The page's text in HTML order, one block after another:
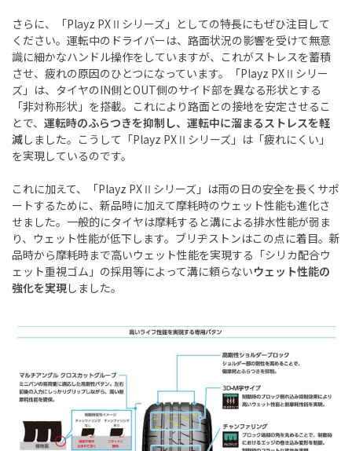
さらに、「Playz PXⅡシリーズ」としての特長にもぜひ注目して
ください。運転中のドライバーは、路面状況の影響を受けて無意
識に細かなハンドル操作をしていますが、これがストレスを蓄積
させ、疲れの原因のひとつになっています。「Playz PXⅡシリー
ズ」は、タイヤのIN側とOUT側のサイド部を異なる形状とする
「非対称形状」を搭載。これにより路面との接地を安定させるこ
とで、 運転時のふらつきを抑制し、運転中に溜まるストレスを軽
減しました。こうして「Playz PXⅡシリーズ」は「疲れにくい」
を実現しているのです。
これに加えて、「Playz PXⅡシリーズ」は雨の日の安全を長くサポ
ートするために、新品時に加えて摩耗時のウェット性能も進化さ
せました。一般的にタイヤは摩耗すると溝による排水性能が弱ま
り、ウェット性能が低下します。ブリヂストンはこの点に着目。新
品時から摩耗時まで高いウェット性能を実現する「シリカ配合ウ
ェット重視ゴム」の採用等によって溝に頼らないウェット性能の
強化を実現しました。